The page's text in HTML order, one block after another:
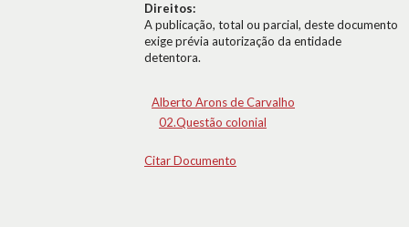
Direitos:
A publicação, total ou parcial, deste documento
exige prévia autorização da entidade
detentora.
Alberto Arons de Carvalho
02.Questão colonial
Citar Documento